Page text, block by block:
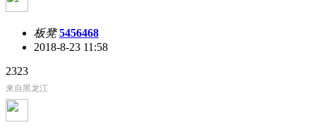
板凳 5456468
2018-8-23 11:58
2323
来自黑龙江